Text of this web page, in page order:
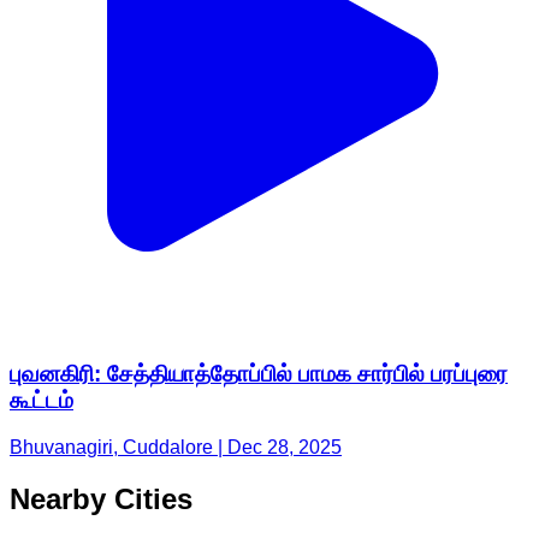
புவனகிரி: சேத்தியாத்தோப்பில் பாமக சார்பில் பரப்புரை
கூட்டம்
Bhuvanagiri, Cuddalore | Dec 28, 2025
Nearby Cities